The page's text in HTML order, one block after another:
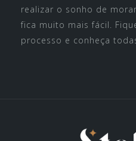
realizar o sonho de
fica muito mais fácil.
processo e conheça